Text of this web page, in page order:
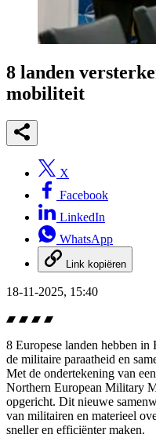
8 landen
mobiliteit
X
Facebook
LinkedIn
WhatsApp
Link kopiëren
18-11-2025, 15:40
8 Europese landen hebben in
de militaire paraatheid en
Met de ondertekening van
Northern European Military
opgericht. Dit nieuwe
van militairen en materieel
sneller en efficiënter maken.